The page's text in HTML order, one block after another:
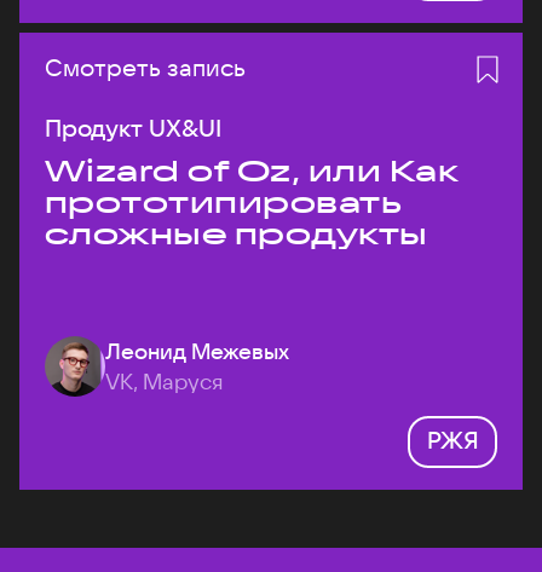
Смотреть запись
Продукт UX&UI
Wizard of Oz, или Как
прототипировать
сложные продукты
Леонид Межевых
VK, Маруся
РЖЯ